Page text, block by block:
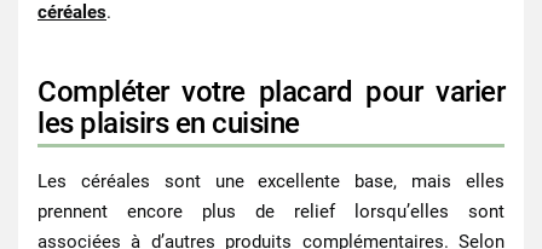
céréales.
Compléter votre placard pour varier
les plaisirs en cuisine
Les céréales sont une excellente base, mais elles
prennent encore plus de relief lorsqu’elles sont
associées à d’autres produits complémentaires. Selon